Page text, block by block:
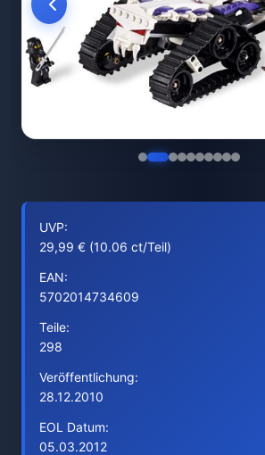
UVP:
29,99 € (10.06 ct/Teil)
EAN:
5702014734609
Teile:
298
Veröffentlichung:
28.12.2010
EOL Datum:
05.03.2012